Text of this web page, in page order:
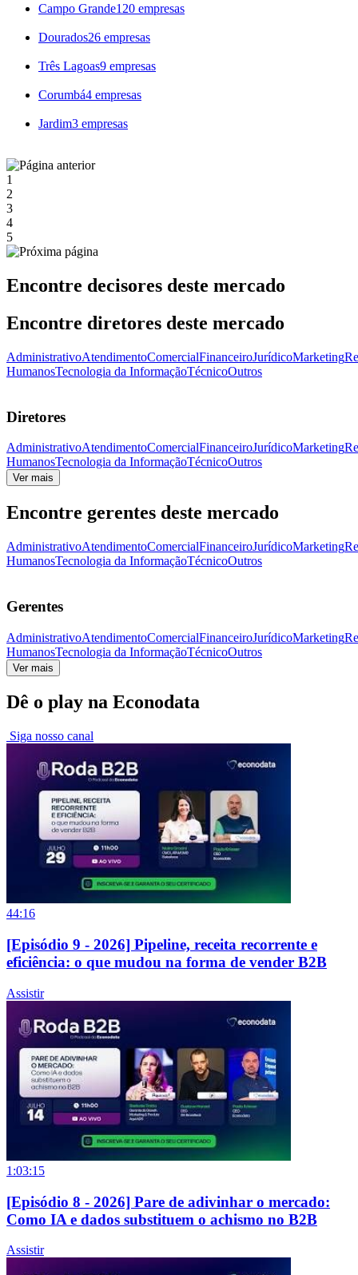
Campo Grande120 empresas
Dourados26 empresas
Três Lagoas9 empresas
Corumbá4 empresas
Jardim3 empresas
1
2
3
4
5
Encontre decisores deste mercado
Encontre diretores deste mercado
AdministrativoAtendimentoComercialFinanceiroJurídicoMarketing
HumanosTecnologia da InformaçãoTécnicoOutros
Diretores
AdministrativoAtendimentoComercialFinanceiroJurídicoMarketing
HumanosTecnologia da InformaçãoTécnicoOutros
Ver mais
Encontre gerentes deste mercado
AdministrativoAtendimentoComercialFinanceiroJurídicoMarketing
HumanosTecnologia da InformaçãoTécnicoOutros
Gerentes
AdministrativoAtendimentoComercialFinanceiroJurídicoMarketing
HumanosTecnologia da InformaçãoTécnicoOutros
Ver mais
Dê o play na Econodata
Siga nosso canal
44:16
[Episódio 9 - 2026] Pipeline, receita recorrente e
eficiência: o que mudou na forma de vender B2B
Assistir
1:03:15
[Episódio 8 - 2026] Pare de adivinhar o mercado:
Como IA e dados substituem o achismo no B2B
Assistir